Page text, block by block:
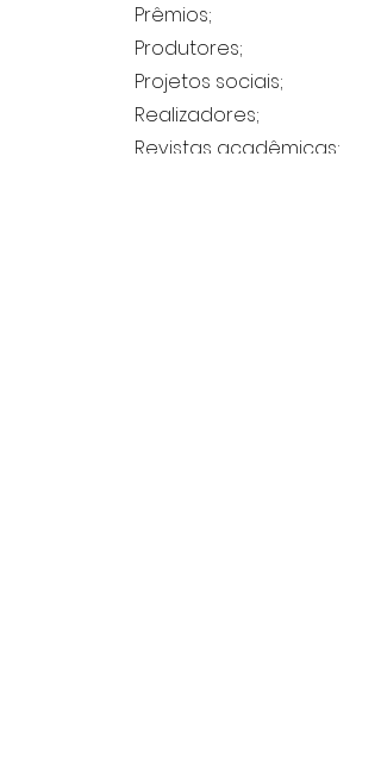
Prêmios;
Produtores;
Projetos sociais;
Realizadores;
Revistas acadêmicas;